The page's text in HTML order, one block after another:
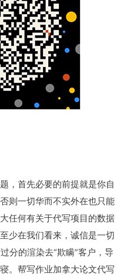
，首先必要的前提就是你自
则一切华而不实外在也只能
任何有关于代写项目的数据
少在我们看来，诚信是一切
分的渲染去“欺瞒”客户，导
。帮写作业加拿大论文代写